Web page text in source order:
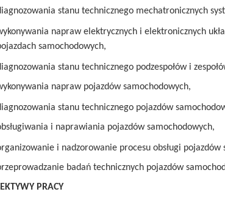
stanu technicznego mechatronicznych
napraw elektrycznych i elektronicznych
samochodowych,
stanu technicznego podzespołów i
napraw pojazdów samochodowych,
stanu technicznego pojazdów
i naprawiania pojazdów samochodowych,
i nadzorowanie procesu obsługi pojazdów
badań technicznych pojazdów
PRACY